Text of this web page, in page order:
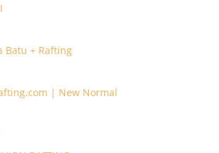
Batu + Rafting
| New Normal